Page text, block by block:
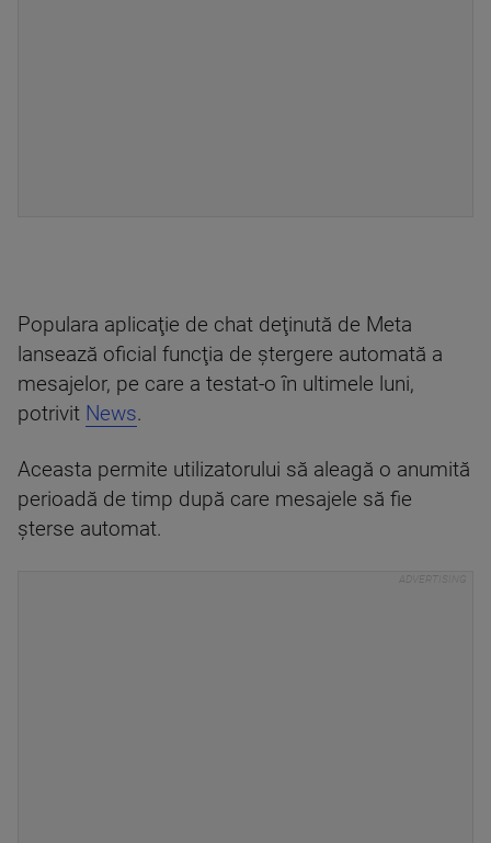
Populara aplicaţie de chat deţinută de Meta
lansează oficial funcţia de ştergere automată a
mesajelor, pe care a testat-o în ultimele luni,
potrivit News.
Aceasta permite utilizatorului să aleagă o anumită
perioadă de timp după care mesajele să fie
şterse automat.